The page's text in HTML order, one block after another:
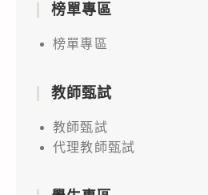
榜單專區
榜單專區
教師甄試
教師甄試
代理教師甄試